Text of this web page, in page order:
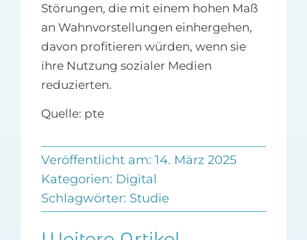
Störungen, die mit einem hohen Maß
an Wahnvorstellungen einhergehen,
davon profitieren würden, wenn sie
ihre Nutzung sozialer Medien
reduzierten.
Quelle: pte
Veröffentlicht am: 14. März 2025
Kategorien: Digital
Schlagwörter: Studie